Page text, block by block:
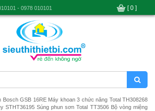
Bosch GSB 16RE Máy khoan 3 chức năng Total TH308268
STHT36195 Súng phun sơn Total TT3506 Bộ vòng miệng
- 0978 010101 [ 0 ]